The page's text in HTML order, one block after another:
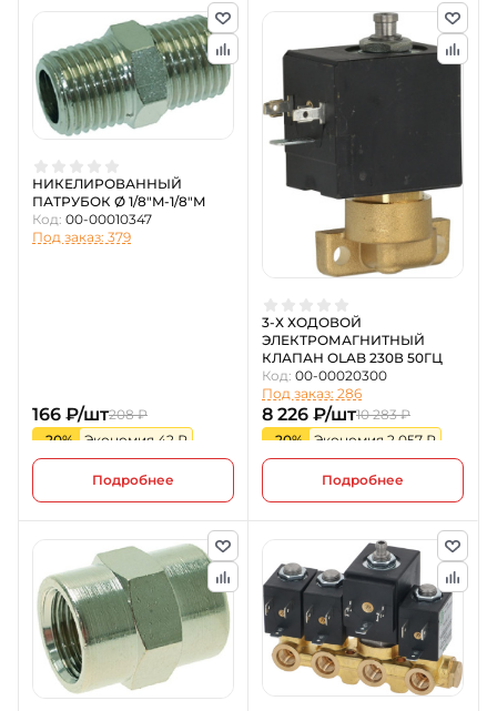
НИКЕЛИРОВАННЫЙ
ПАТРУБОК Ø 1/8"M-1/8"M
Код: 00-00010347
Под заказ: 379
166 ₽/шт208 ₽
-20%
Экономия 42 ₽
Подробнее
3-Х ХОДОВОЙ
ЭЛЕКТРОМАГНИТНЫЙ
КЛАПАН OLAB 230В 50ГЦ
Код: 00-00020300
Под заказ: 286
8 226 ₽/шт10 283 ₽
-20%
Экономия 2 057 ₽
Подробнее